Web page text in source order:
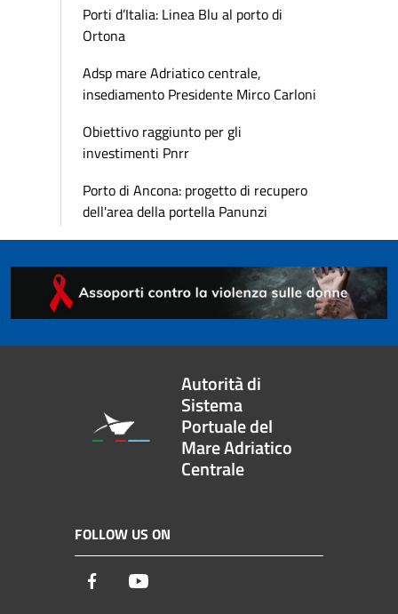
Porti d’Italia: Linea Blu al porto di
Ortona
Adsp mare Adriatico centrale,
insediamento Presidente Mirco Carloni
Obiettivo raggiunto per gli
investimenti Pnrr
Porto di Ancona: progetto di recupero
dell'area della portella Panunzi
Autorità di
Sistema
Portuale del
Mare Adriatico
Centrale
FOLLOW US ON
Facebook